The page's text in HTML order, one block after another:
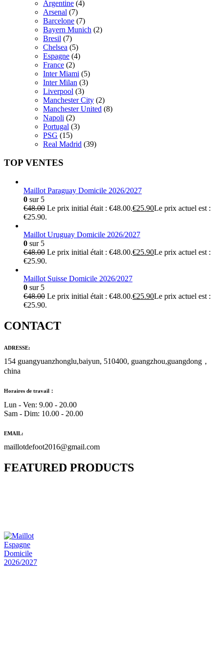
Argentine (4)
Arsenal (7)
Barcelone (7)
Bayern Munich (2)
Bresil (7)
Chelsea (5)
Espagne (4)
France (2)
Inter Miami (5)
Inter Milan (3)
Liverpool (3)
Manchester City (2)
Manchester United (8)
Napoli (2)
Portugal (3)
PSG (15)
Real Madrid (39)
TOP VENTES
Maillot Paraguay Domicile 2026/2027
0 sur 5
€48.00 Le prix initial était : €48.00.€25.90Le prix actuel est :
€25.90.
Maillot Uruguay Domicile 2026/2027
0 sur 5
€48.00 Le prix initial était : €48.00.€25.90Le prix actuel est :
€25.90.
Maillot Suisse Domicile 2026/2027
0 sur 5
€48.00 Le prix initial était : €48.00.€25.90Le prix actuel est :
€25.90.
CONTACT
ADRESSE:
154 guangyuanzhonglu,baiyun, 510400, guangzhou,guangdong，
china
Horaires de travail：
Lun - Ven: 9.00 - 20.00
Sam - Dim: 10.00 - 20.00
EMAIL:
maillotdefoot2016@gmail.com
FEATURED PRODUCTS